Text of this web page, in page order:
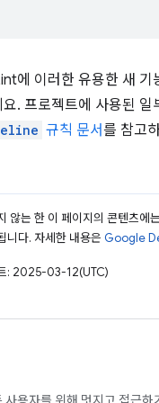
에 이러한 유용한 새
요. 프로젝트에 사용된
규칙 문서를 참고
않는 한 이 페이지의 콘텐츠에
니다. 자세한 내용은 Google
: 2025-03-12(UTC)